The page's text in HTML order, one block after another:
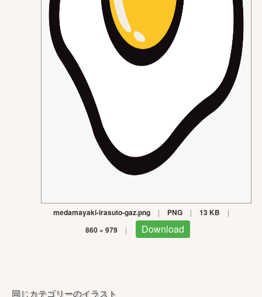
medamayaki-irasuto-gaz.png | PNG | 13 KB |
860 × 979 | Download
同じカテゴリーのイラスト